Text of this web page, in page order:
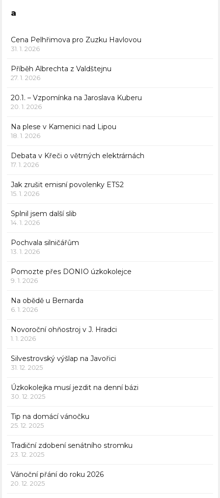
a
Cena Pelhřimova pro Zuzku Havlovou
31. 1. 2026
Příběh Albrechta z Valdštejnu
27. 1. 2026
20.1. – Vzpomínka na Jaroslava Kuberu
20. 1. 2026
Na plese v Kamenici nad Lipou
18. 1. 2026
Debata v Křeči o větrných elektrárnách
17. 1. 2026
Jak zrušit emisní povolenky ETS2
15. 1. 2026
Splnil jsem další slib
14. 1. 2026
Pochvala silničářům
13. 1. 2026
Pomozte přes DONIO úzkokolejce
9. 1. 2026
Na obědě u Bernarda
6. 1. 2026
Novoroční ohňostroj v J. Hradci
1. 1. 2026
Silvestrovský výšlap na Javořici
31. 12. 2025
Úzkokolejka musí jezdit na denní bázi
30. 12. 2025
Tip na domácí vánočku
25. 12. 2025
Tradiční zdobení senátního stromku
23. 12. 2025
Vánoční přání do roku 2026
20. 12. 2025